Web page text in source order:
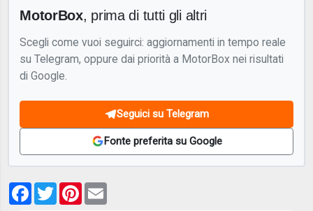
MotorBox, prima di tutti gli altri
Scegli come vuoi seguirci: aggiornamenti in tempo reale
su Telegram, oppure dai priorità a MotorBox nei risultati
di Google.
Seguici su Telegram
Fonte preferita su Google
Facebook
TwitterPinterest